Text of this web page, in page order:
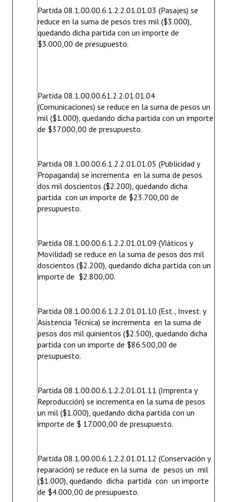
Partida 08.1.00.00.6.1.2.2.01.01.03 (Pasajes) se
reduce en la suma de pesos tres mil ($3.000),
quedando dicha partida con un importe de
$3.000,00 de presupuesto.
Partida 08.1.00.00.61.2.2.01.01.04
(Comunicaciones) se reduce en la suma de pesos un
mil ($1.000), quedando dicha partida con un importe
de $37.000,00 de presupuesto.
Partida 08.1.00.00.6.1.2.2.01.01.05 (Publicidad y
Propaganda) se incrementa en la suma de pesos
dos mil doscientos ($2.200), quedando dicha
partida con un importe de $23.700,00 de
presupuesto.
Partida 08.1.00.00.6.1.2.2.01.01.09 (Viáticos y
Movilidad) se reduce en la suma de pesos dos mil
doscientos ($2.200), quedando dicha partida con un
importe de $2.800,00.
Partida 08.1.00.00.6.1.2.2.01.01.10 (Est., Invest. y
Asistencia Técnica) se incrementa en la suma de
pesos dos mil quinientos ($2.500), quedando dicha
partida con un importe de $86.500,00 de
presupuesto.
Partida 08.1.00.00.6.1.2.2.01.01.11 (Imprenta y
Reproducción) se incrementa en la suma de pesos
un mil ($1.000), quedando dicha partida con un
importe de $ 17.000,00 de presupuesto.
Partida 08.1.00.00.6.1.2.2.01.01.12 (Conservación y
reparación) se reduce en la suma de pesos un mil
($1.000), quedando dicha partida con un importe
de $4.000,00 de presupuesto.